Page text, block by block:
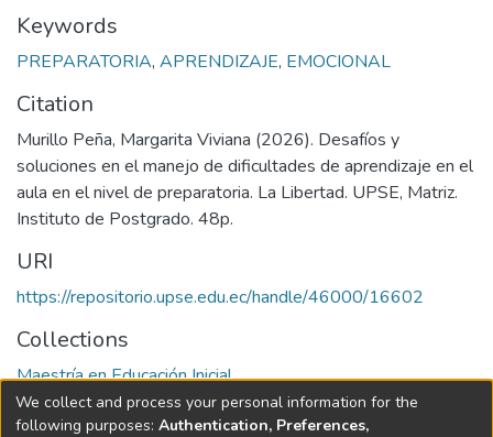
Keywords
PREPARATORIA, APRENDIZAJE, EMOCIONAL
Citation
Murillo Peña, Margarita Viviana (2026). Desafíos y
soluciones en el manejo de dificultades de aprendizaje en el
aula en el nivel de preparatoria. La Libertad. UPSE, Matriz.
Instituto de Postgrado. 48p.
URI
https://repositorio.upse.edu.ec/handle/46000/16602
Collections
Maestría en Educación Inicial
Full item page
We collect and process your personal information for the
following purposes: Authentication, Preferences,